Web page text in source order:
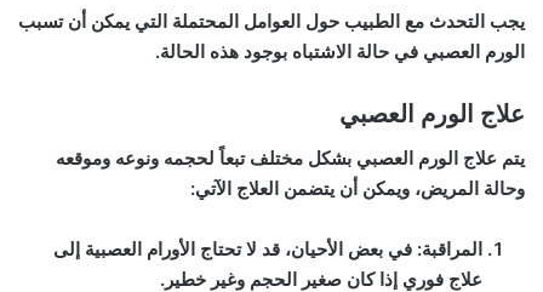
يجب التحدث مع الطبيب حول العوامل المحتملة التي يمكن أن تسبب
الورم العصبي في حالة الاشتباه بوجود هذه الحالة.
علاج الورم العصبي
يتم علاج الورم العصبي بشكل مختلف تبعاً لحجمه ونوعه وموقعه
وحالة المريض، ويمكن أن يتضمن العلاج الآتي:
المراقبة: في بعض الأحيان، قد لا تحتاج الأورام العصبية إلى
علاج فوري إذا كان صغير الحجم وغير خطير.